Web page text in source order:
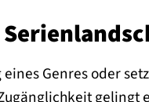
Genres oder
gelingt